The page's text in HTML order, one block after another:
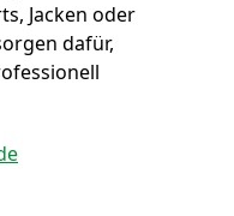
Jacken oder
dafür,